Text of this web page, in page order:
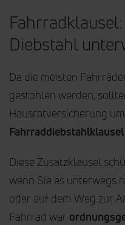
Diebstahl
Da die meisten
gestohlen werden,
Hausratversicherung
Diese Zusatzklausel
wenn Sie es unterwegs
oder auf dem Weg zur
Fahrrad war